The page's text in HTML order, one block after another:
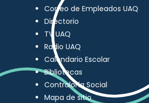
Correo de Empleados UAQ
Directorio
TV UAQ
Radio UAQ
Calendario Escolar
Bibliotecas
Contraloría Social
Mapa de sitio